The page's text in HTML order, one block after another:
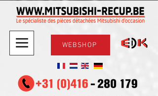
WEBSHOP